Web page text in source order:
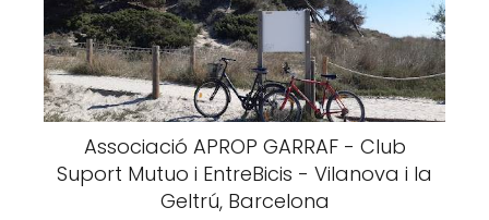
Associació APROP GARRAF - Club
Suport Mutuo i EntreBicis - Vilanova i la
Geltrú, Barcelona